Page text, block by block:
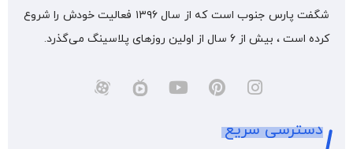
شگفت پارس جنوب است که از سال ۱۳۹۶ فعالیت خودش را شروع
کرده است ، بیش از 6 سال از اولین روزهای پلاسینگ می‌گذرد.
دسترسی سریع